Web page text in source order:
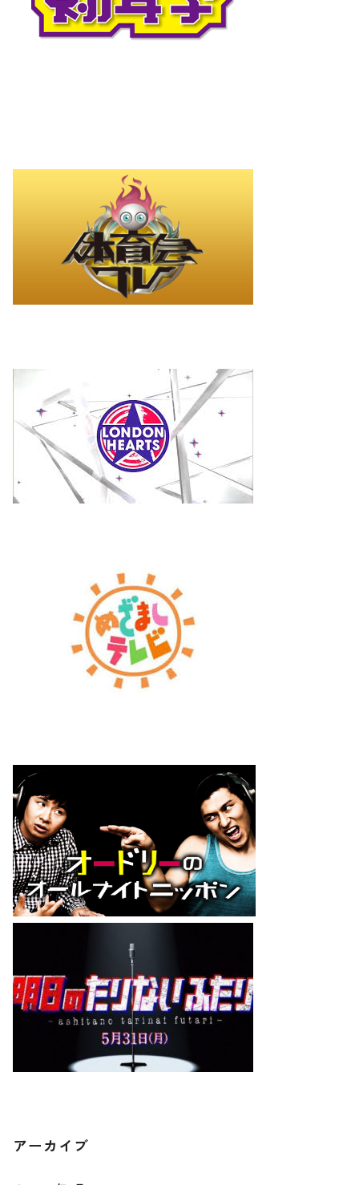
アーカイブ